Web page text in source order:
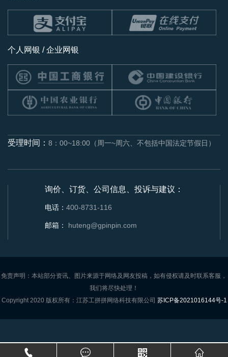
个人网银 / 企业网银
受理时间： 8：00~18:00（周一~周六、不包括中国法定节假日）
询价、订货、公司信息、投诉与建议：
电话： 400-8731-116
邮箱： huteng@gpinpin.com
免责声明：本站部分资讯、图片来源于网络及网友投稿，如有侵权请及时联系客服，
我们将尽快处理！
Copyright 2020 版权所有：江苏工拼拼网络科技有限公司 苏ICP备2021016144号-1